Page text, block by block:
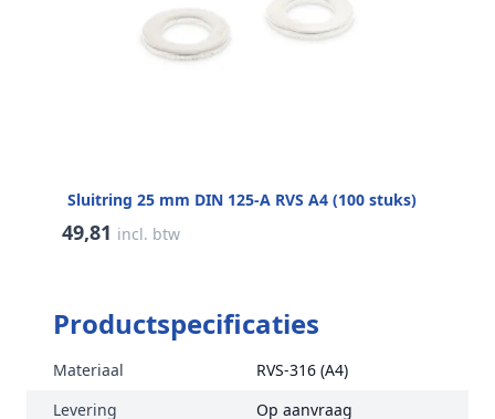
Sluitring 25 mm DIN 125-A RVS A4 (100 stuks)
49,81 incl. btw
Productspecificaties
Materiaal
RVS-316 (A4)
Levering
Op aanvraag